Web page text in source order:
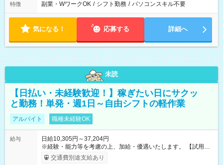
特徴 副業・WワークOK / シフト勤務 / パソコンスキル不要
気になる！ 応募する 詳細へ
未読
【日払い・未経験歓迎！】稼ぎたい日にサクッ
と勤務！単発・週1日～自由シフトの軽作業
アルバイト 職種未経験OK
給与
日給10,305円～37,204円
※経験・能力等を考慮の上、加給・優遇いたします。 【試用期
間】試用期間なし
交通費別途支給あり